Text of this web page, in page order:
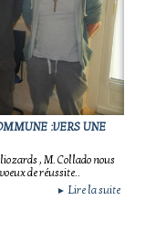
:VERS UNE
, M. Collado nous
de réussite..
► Lire la suite